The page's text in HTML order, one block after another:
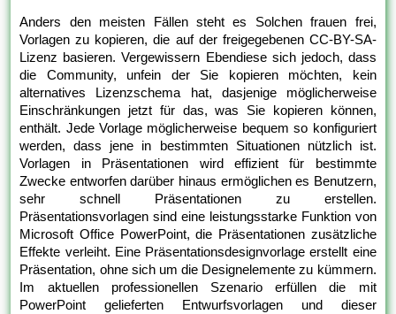
Anders den meisten Fällen steht es Solchen frauen frei,
Vorlagen zu kopieren, die auf der freigegebenen CC-BY-SA-
Lizenz basieren. Vergewissern Ebendiese sich jedoch, dass
die Community, unfein der Sie kopieren möchten, kein
alternatives Lizenzschema hat, dasjenige möglicherweise
Einschränkungen jetzt für das, was Sie kopieren können,
enthält. Jede Vorlage möglicherweise bequem so konfiguriert
werden, dass jene in bestimmten Situationen nützlich ist.
Vorlagen in Präsentationen wird effizient für bestimmte
Zwecke entworfen darüber hinaus ermöglichen es Benutzern,
sehr schnell Präsentationen zu erstellen.
Präsentationsvorlagen sind eine leistungsstarke Funktion von
Microsoft Office PowerPoint, die Präsentationen zusätzliche
Effekte verleiht. Eine Präsentationsdesignvorlage erstellt eine
Präsentation, ohne sich um die Designelemente zu kümmern.
Im aktuellen professionellen Szenario erfüllen die mit
PowerPoint gelieferten Entwurfsvorlagen und dieser